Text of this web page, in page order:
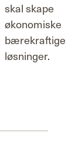
skal skape
økonomiske
bærekraftige
løsninger.